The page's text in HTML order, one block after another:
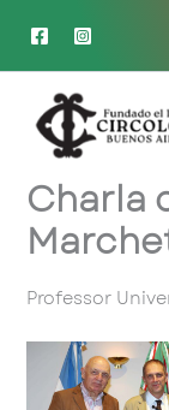
contenido
Charla
Professor